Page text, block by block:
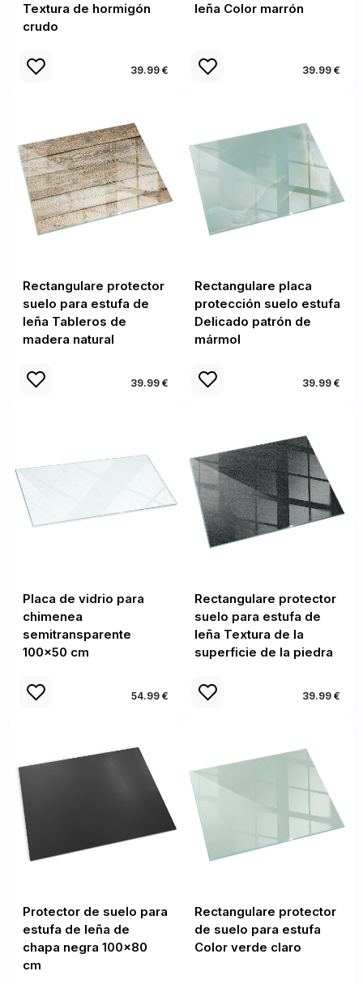
Textura de hormigón
crudo
39.99 €
leña Color marrón
39.99 €
Rectangulare protector
suelo para estufa de
leña Tableros de
madera natural
39.99 €
Rectangulare placa
protección suelo estufa
Delicado patrón de
mármol
39.99 €
Placa de vidrio para
chimenea
semitransparente
100x50 cm
54.99 €
Rectangulare protector
suelo para estufa de
leña Textura de la
superficie de la piedra
39.99 €
Protector de suelo para
estufa de leña de
chapa negra 100x80
cm
Rectangulare protector
de suelo para estufa
Color verde claro